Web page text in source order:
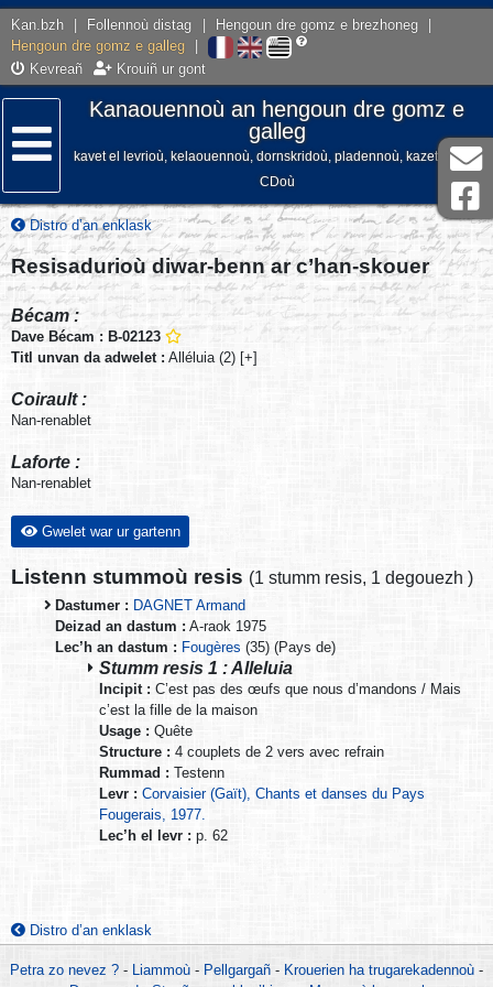
Kan.bzh Follennoù distag Hengoun dre gomz e brezhoneg
Hengoun dre gomz e galleg
Kevreañ
Krouiñ ur gont
Lañser
Kanaouennoù an hengoun dre gomz e
galleg
kavet el levrioù, kelaouennoù, dornskridoù, pladennoù, kazetennoù,
CDoù
Distro d’an enklask
Resisadurioù diwar-benn ar c’han-skouer
Bécam :
Dave Bécam : B-02123
Titl unvan da adwelet : Alléluia (2) [+]
Coirault :
Nan-renablet
Laforte :
Nan-renablet
Gwelet war ur gartenn
Listenn stummoù resis (1 stumm resis, 1 degouezh )
Dastumer : DAGNET Armand
Deizad an dastum : A-raok 1975
Lec’h an dastum : Fougères (35) (Pays de)
Stumm resis 1 : Alleluia
Incipit : C’est pas des œufs que nous d’mandons / Mais
c’est la fille de la maison
Usage : Quête
Structure : 4 couplets de 2 vers avec refrain
Rummad : Testenn
Levr : Corvaisier (Gaït), Chants et danses du Pays
Fougerais, 1977.
Lec’h el levr : p. 62
Distro d’an enklask
Petra zo nevez ? - Liammoù - Pellgargañ - Krouerien ha trugarekadennoù -